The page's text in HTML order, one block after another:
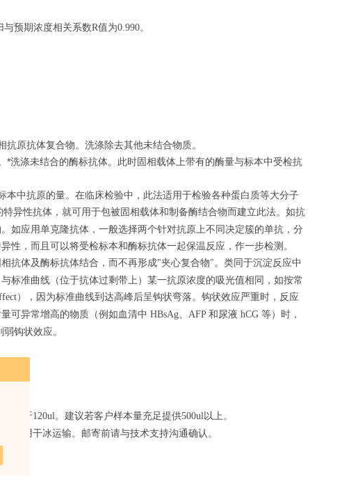
与预期浓度相关系数R值为0.990。
原抗体复合物。洗涤除去其他未结合物质。
洗涤未结合的酶标抗体。此时固相载体上带有的酶量与标本中受检抗
中抗原的量。在临床检验中，此法适用于检验各种蛋白质等大分子
异性抗体，就可用于包被固相载体和制备酶结合物而建立此法。如抗
如应用单克隆抗体，一般选择两个针对抗原上不同决定簇的单抗，分
，而且可以将受检标本和酶标抗体一起保温反应，作一步检测。
抗体及酶标抗体结合，而不再形成"夹心复合物" 。类同于沉淀反应中
标准曲线（位于抗体过剩带上）某一抗原浓度的吸光值相同，如按常
），因为标准曲线到达高峰后呈钩状弯落。钩状效应严重时，反应
可异常增高的物质（例如血清中 HBsAg AFP 和尿液 hCG 等）时，
钩状效应。
不少于120ul。建议若客户样本量充足提供500ul以上。
要用干冰运输。邮寄前请与技术支持沟通确认。